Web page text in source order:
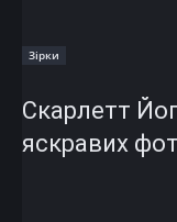
Зірки
Скарлетт
яскравих